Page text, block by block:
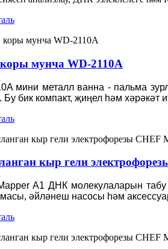
мунча WD-2110A
мини металл ванна - пальма
Бу бик компакт, җиңел һәм
кыр гели
A1 ДНК молекулаларын
әйләнеш насосы һәм